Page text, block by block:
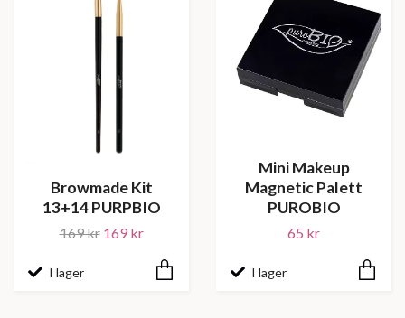
Browmade Kit
13+14 PURPBIO
169 kr 169 kr
I lager
Mini Makeup
Magnetic Palett
PUROBIO
65 kr
I lager